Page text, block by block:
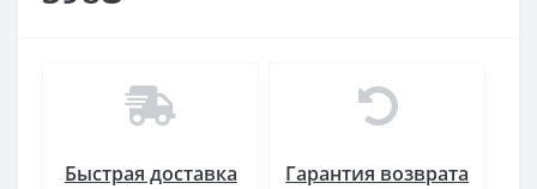
Быстрая доставка Гарантия возврата